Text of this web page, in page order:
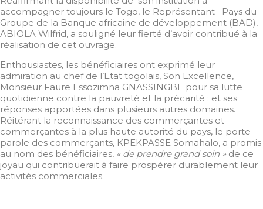
accompagner toujours le Togo, le Représentant –Pays du
Groupe de la Banque africaine de développement (BAD),
ABIOLA Wilfrid, a souligné leur fierté d’avoir contribué à la
réalisation de cet ouvrage.
Enthousiastes, les bénéficiaires ont exprimé leur
admiration au chef de l’Etat togolais, Son Excellence,
Monsieur Faure Essozimna GNASSINGBE pour sa lutte
quotidienne contre la pauvreté et la précarité ; et ses
réponses apportées dans plusieurs autres domaines.
Réitérant la reconnaissance des commerçantes et
commerçantes à la plus haute autorité du pays, le porte-
parole des commerçants, KPEKPASSE Somahalo, a promis
au nom des bénéficiaires, « de prendre grand soin » de ce
joyau qui contribuerait à faire prospérer durablement leur
activités commerciales.